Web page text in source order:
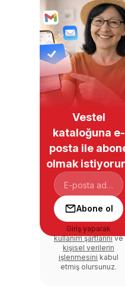
Vestel
kataloğuna e-
posta ile
olmak
Abone ol
Giriş yaparak
kullanım şartlarınıve
kişisel verilerin
işlenmesini kabul
etmiş olursunuz.